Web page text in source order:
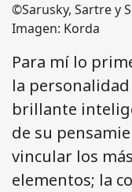
©Sarusky, Sartre y
Imagen: Korda
Para mí lo
la personalidad
brillante
de su
vincular los
elementos; la